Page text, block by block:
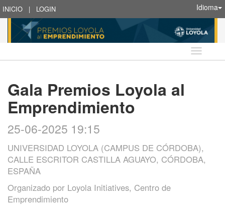
INICIO | LOGIN Idioma
Idioma
Gala Premios Loyola al
Emprendimiento
25-06-2025 19:15
UNIVERSIDAD LOYOLA (CAMPUS DE CÓRDOBA),
CALLE ESCRITOR CASTILLA AGUAYO, CÓRDOBA,
ESPAÑA
Organizado por Loyola Initiatives, Centro de
Emprendimiento